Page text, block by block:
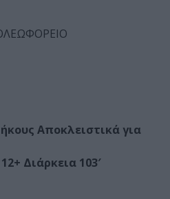
Αποκλειστικά για
Διάρκεια 103′